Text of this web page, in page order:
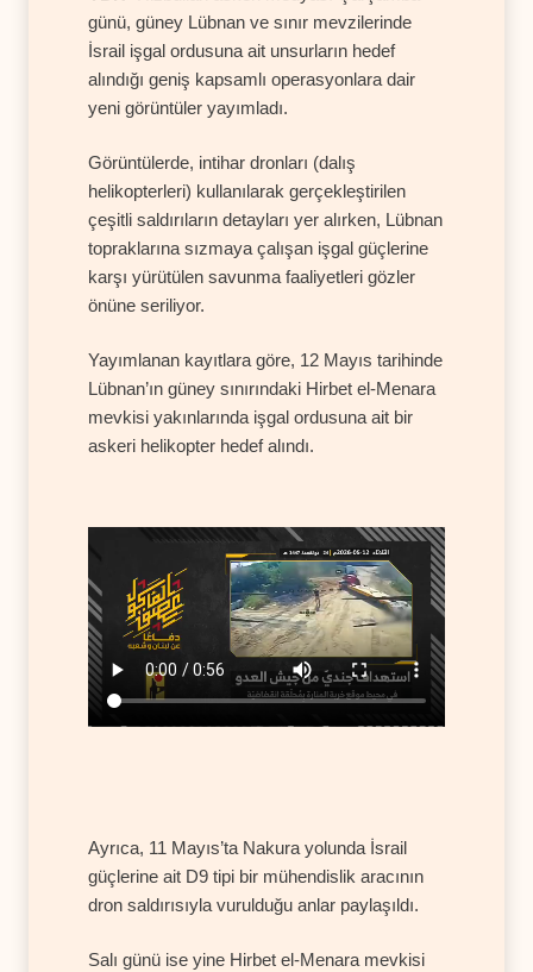
günü, güney Lübnan ve sınır mevzilerinde
İsrail işgal ordusuna ait unsurların hedef
alındığı geniş kapsamlı operasyonlara dair
yeni görüntüler yayımladı.
Görüntülerde, intihar dronları (dalış
helikopterleri) kullanılarak gerçekleştirilen
çeşitli saldırıların detayları yer alırken, Lübnan
topraklarına sızmaya çalışan işgal güçlerine
karşı yürütülen savunma faaliyetleri gözler
önüne seriliyor.
Yayımlanan kayıtlara göre, 12 Mayıs tarihinde
Lübnan’ın güney sınırındaki Hirbet el-Menara
mevkisi yakınlarında işgal ordusuna ait bir
askeri helikopter hedef alındı.
Ayrıca, 11 Mayıs’ta Nakura yolunda İsrail
güçlerine ait D9 tipi bir mühendislik aracının
dron saldırısıyla vurulduğu anlar paylaşıldı.
Salı günü ise yine Hirbet el-Menara mevkisi